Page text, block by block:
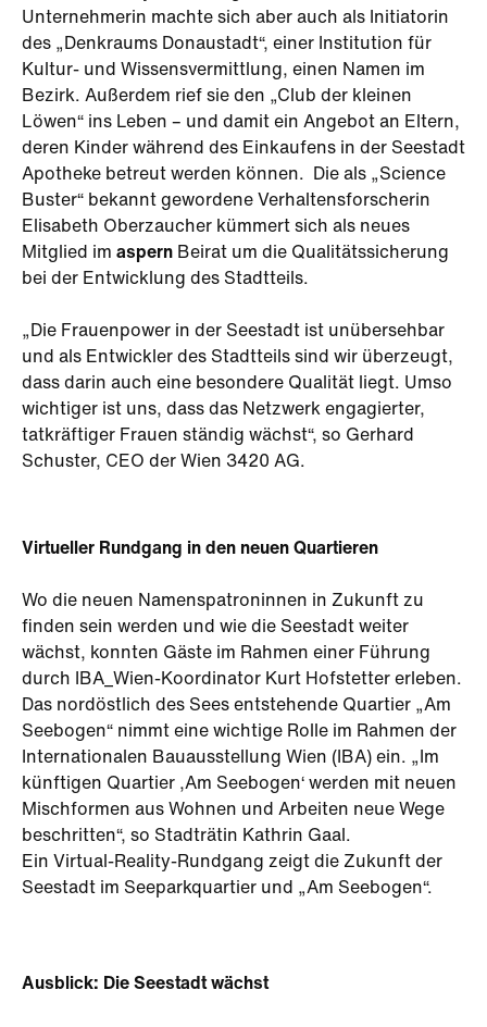
Unternehmerin machte sich aber auch als Initiatorin
des „Denkraums Donaustadt“, einer Institution für
Kultur- und Wissensvermittlung, einen Namen im
Bezirk. Außerdem rief sie den „Club der kleinen
Löwen“ ins Leben – und damit ein Angebot an Eltern,
deren Kinder während des Einkaufens in der Seestadt
Apotheke betreut werden können. Die als „Science
Buster“ bekannt gewordene Verhaltensforscherin
Elisabeth Oberzaucher kümmert sich als neues
Mitglied im aspern Beirat um die Qualitätssicherung
bei der Entwicklung des Stadtteils.
„Die Frauenpower in der Seestadt ist unübersehbar
und als Entwickler des Stadtteils sind wir überzeugt,
dass darin auch eine besondere Qualität liegt. Umso
wichtiger ist uns, dass das Netzwerk engagierter,
tatkräftiger Frauen ständig wächst“, so Gerhard
Schuster, CEO der Wien 3420 AG.
Virtueller Rundgang in den neuen Quartieren
Wo die neuen Namenspatroninnen in Zukunft zu
finden sein werden und wie die Seestadt weiter
wächst, konnten Gäste im Rahmen einer Führung
durch IBA_Wien-Koordinator Kurt Hofstetter erleben.
Das nordöstlich des Sees entstehende Quartier „Am
Seebogen“ nimmt eine wichtige Rolle im Rahmen der
Internationalen Bauausstellung Wien (IBA) ein. „Im
künftigen Quartier ,Am Seebogen‘ werden mit neuen
Mischformen aus Wohnen und Arbeiten neue Wege
beschritten“, so Stadträtin Kathrin Gaal.
Ein Virtual-Reality-Rundgang zeigt die Zukunft der
Seestadt im Seeparkquartier und „Am Seebogen“.
Ausblick: Die Seestadt wächst